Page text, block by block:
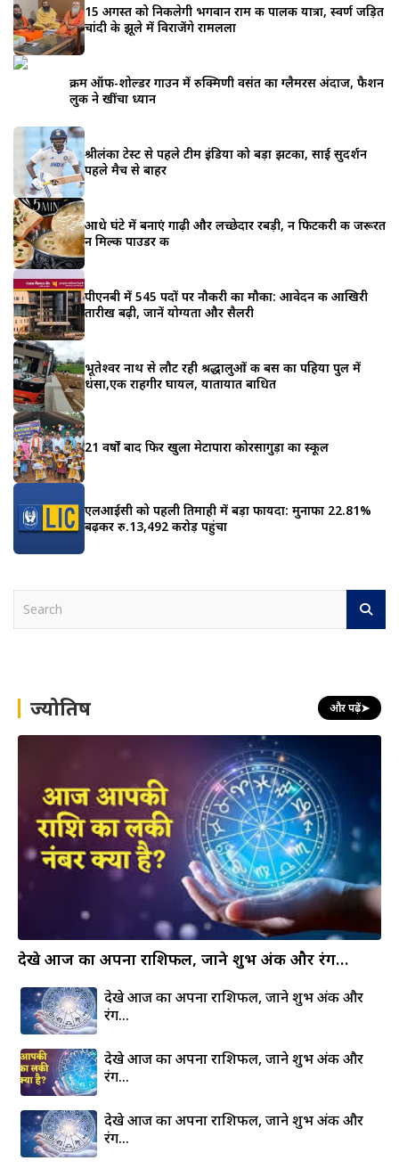
15 अगस्त को निकलेगी भगवान राम की पालकी यात्रा, स्वर्ण जड़ित
चांदी के झूले में विराजेंगे रामलला
क्रीम ऑफ-शोल्डर गाउन में रुक्मिणी वसंत का ग्लैमरस अंदाज, फैशन
लुक ने खींचा ध्यान
श्रीलंका टेस्ट से पहले टीम इंडिया को बड़ा झटका, साई सुदर्शन
पहले मैच से बाहर
आधे घंटे में बनाएं गाढ़ी और लच्छेदार रबड़ी, न फिटकरी की जरूरत
न मिल्क पाउडर की
पीएनबी में 545 पदों पर नौकरी का मौका: आवेदन की आखिरी
तारीख बढ़ी, जानें योग्यता और सैलरी
भूतेश्वर नाथ से लौट रही श्रद्धालुओं की बस का पहिया पुल में
धंसा,एक राहगीर घायल, यातायात बाधित
21 वर्षों बाद फिर खुला मेटापारा कोरसागुड़ा का स्कूल
एलआईसी को पहली तिमाही में बड़ा फायदा: मुनाफा 22.81%
बढ़कर रु.13,492 करोड़ पहुंचा
h ज्योतिष और पढ़ें➤
देखे आज का अपना राशिफल, जाने शुभ अंक और रंग…
देखे आज का अपना राशिफल, जाने शुभ अंक और
रंग…
देखे आज का अपना राशिफल, जाने शुभ अंक और
रंग…
देखे आज का अपना राशिफल, जाने शुभ अंक और
रंग…